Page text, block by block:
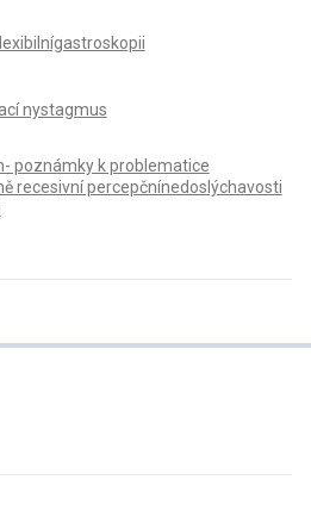
nystagmus
poznámky k problematice
recesivní percepčnínedoslýchavosti